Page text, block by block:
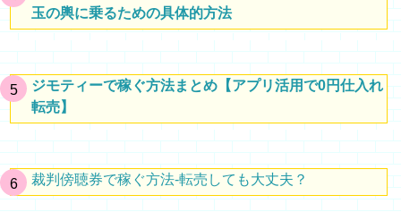
玉の輿に乗るための具体的方法
ジモティーで稼ぐ方法まとめ【アプリ活用で0円仕入れ
転売】
裁判傍聴券で稼ぐ方法-転売しても大丈夫？